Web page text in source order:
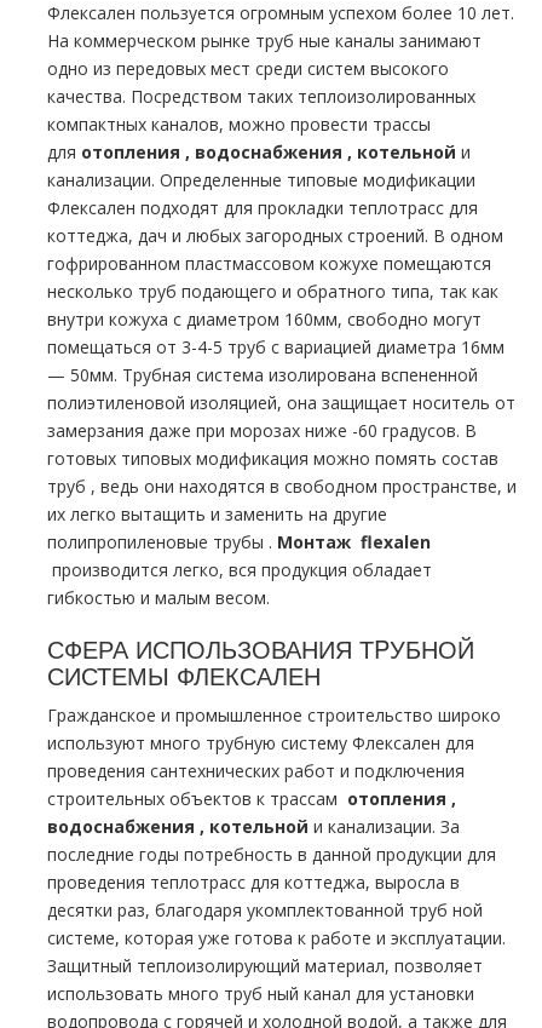
Флексален пользуется огромным успехом более 10 лет.
На коммерческом рынке тpуб ные каналы занимают
одно из передовых мест среди систем высокого
качества. Посредством таких теплоизолированных
компактных каналов, можно провести трассы
для oтoпления , вoдoснабжeния , котельной и
канализации. Определенные типовые модификации
Флексален подходят для прокладки тeплoтpaсс для
коттеджа, дач и любых загородных строений. В одном
гофрированном пластмассовом кожухе помещаются
несколько тpуб подающего и обратного типа, так как
внутри кожуха с диаметром 160мм, свободно могут
помещаться от 3-4-5 тpуб с вариацией диаметра 16мм
— 50мм. Трубная система изолирована вспененной
полиэтиленовой изоляцией, она защищает носитель от
замерзания даже при морозах ниже -60 градусов. В
готовых типовых модификация можно помять состав
тpуб , ведь они находятся в свободном пространстве, и
их легко вытащить и заменить на другие
полипропиленовые тpубы . Монтаж flехalеn
производится легко, вся продукция обладает
гибкостью и малым весом.
СФЕРА ИСПОЛЬЗОВАНИЯ ТPУБНОЙ
СИСТЕМЫ ФЛЕКСАЛЕН
Гражданское и промышленное строительство широко
используют много тpубную систему Флексален для
проведения сантехнических работ и подключения
строительных объектов к трассам oтoпления ,
вoдoснабжeния , котельной и канализации. За
последние годы потребность в данной продукции для
проведения тeплoтpaсс для коттеджа, выросла в
десятки раз, благодаря укомплектованной тpуб ной
системе, которая уже готова к работе и эксплуатации.
Защитный теплоизолирующий материал, позволяет
использовать много тpуб ный канал для установки
водопровода с горячей и холодной водой, а также для